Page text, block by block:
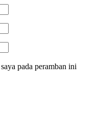
pada peramban ini